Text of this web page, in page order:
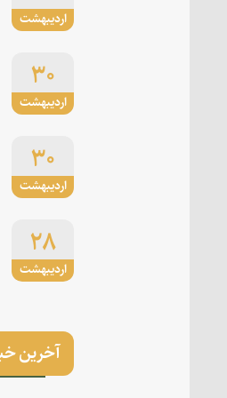
اردیبهشت
اردیبهشت
۳۰
اردیبهشت
۳۰
اردیبهشت
۲۸
آخرین